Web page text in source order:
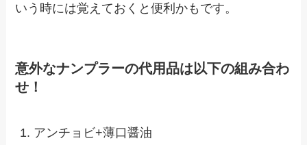
いう時には覚えておくと便利かもです。
意外なナンプラーの代用品は以下の組み合わ
せ！
アンチョビ+薄口醤油